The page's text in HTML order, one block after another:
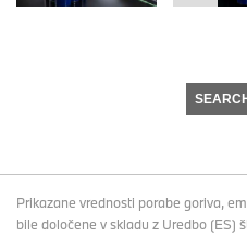
Prikazane vrednosti porabe goriva,
bile določene v skladu z Uredbo (ES)